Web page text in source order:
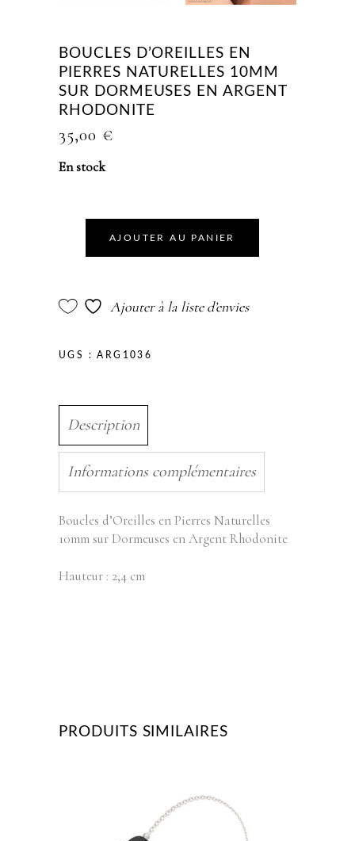
BOUCLES D’OREILLES EN
PIERRES NATURELLES 10MM
SUR DORMEUSES EN ARGENT
RHODONITE
35,00 €
En stock
AJOUTER AU PANIER
Ajouter à la liste d’envies
UGS :ARG1036
Description
Informations complémentaires
Boucles d’Oreilles en Pierres Naturelles
10mm sur Dormeuses en Argent Rhodonite
Hauteur : 2,4 cm
PRODUITS SIMILAIRES